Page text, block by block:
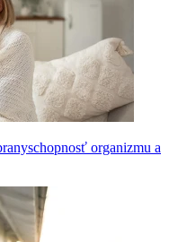
organizmu a